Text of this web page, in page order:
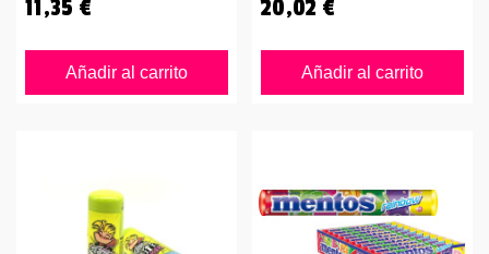
11,35 €
Añadir al carrito
20,02 €
Añadir al carrito